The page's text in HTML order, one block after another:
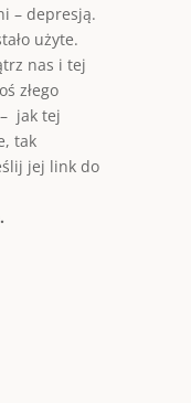
– depresją.
użyte.
nas i tej
złego
jak tej
tak
jej link do